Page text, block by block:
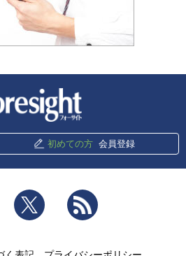
初めての方 会員登録
Twitter